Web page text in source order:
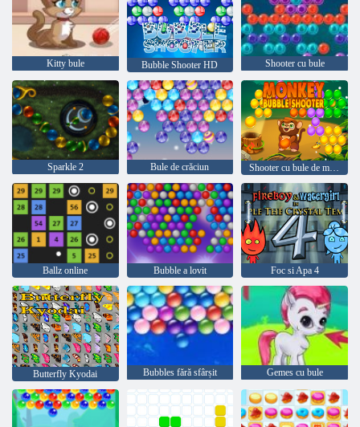
Kitty bule Bubble Shooter HD Shooter cu bule
Sparkle 2 Bule de crăciun Shooter cu bule de maimuță
Ballz online Bubble a lovit Foc si Apa 4
Butterfly Kyodai Bubbles fără sfârșit Gemes cu bule